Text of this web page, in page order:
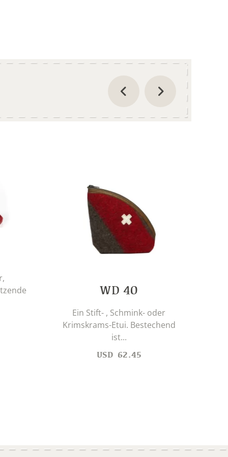
WD 40
Ein Stift- , Schmink- oder
Krimskrams-Etui. Bestechend
ist...
USD 62.45